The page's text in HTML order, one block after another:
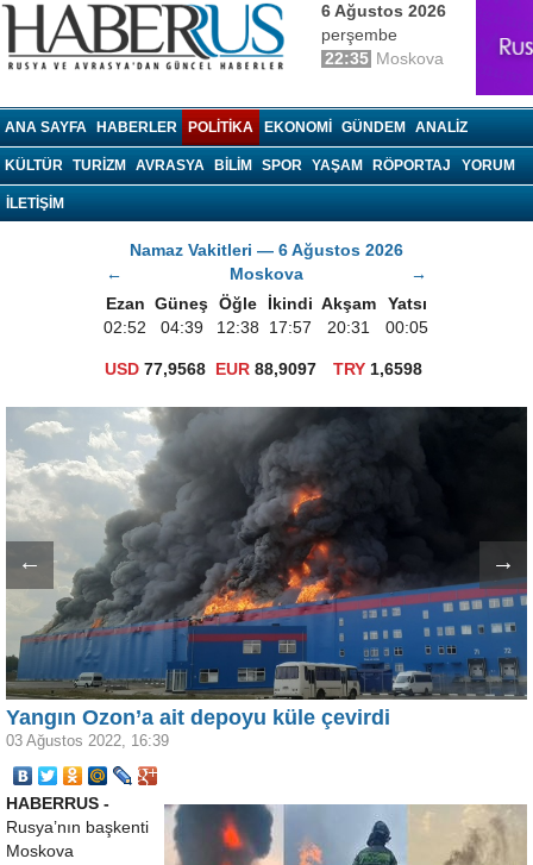
6 Ağustos 2026
perşembe
22:35 Moskova
ANA SAYFA HABERLER POLITIKA EKONOMI GÜNDEM ANALIZ
KÜLTÜR TURIZM AVRASYA BILIM SPOR YAŞAM RÖPORTAJ YORUM
İLETİŞİM
Namaz Vakitleri — 6 Ağustos 2026
←
Moskova
→
Ezan Güneş Öğle İkindi Akşam
Yatsı
02:52
04:39 12:38 17:57 20:31 00:05
USD 77,9568 EUR 88,9097 TRY1,6598
← →
Yangın Ozon’a ait depoyu küle çevirdi
03 Ağustos 2022, 16:39
HABERRUS -
Rusya’nın başkenti
Moskova